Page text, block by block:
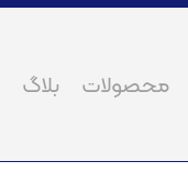
محصولات بلاگ